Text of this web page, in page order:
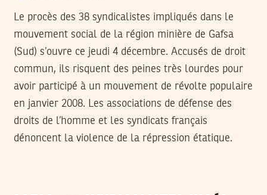
Le procès des 38 syndicalistes impliqués dans le
mouvement social de la région minière de Gafsa
(Sud) s’ouvre ce jeudi 4 décembre. Accusés de droit
commun, ils risquent des peines très lourdes pour
avoir participé à un mouvement de révolte populaire
en janvier 2008. Les associations de défense des
droits de l’homme et les syndicats français
dénoncent la violence de la répression étatique.